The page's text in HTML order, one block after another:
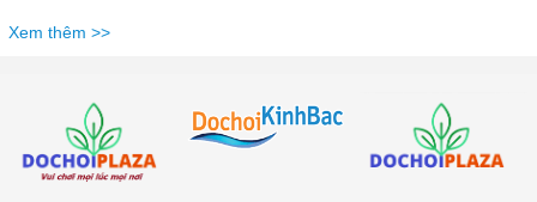
Xem thêm >>